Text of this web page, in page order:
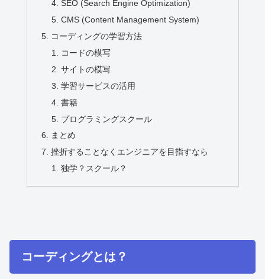
SEO (Search Engine Optimization)
CMS (Content Management System)
コーディングの学習方法
コードの模写
サイトの模写
学習サービスの活用
書籍
プログラミングスクール
まとめ
挫折することなくエンジニアを目指すなら
独学？スクール？
コーディングとは？